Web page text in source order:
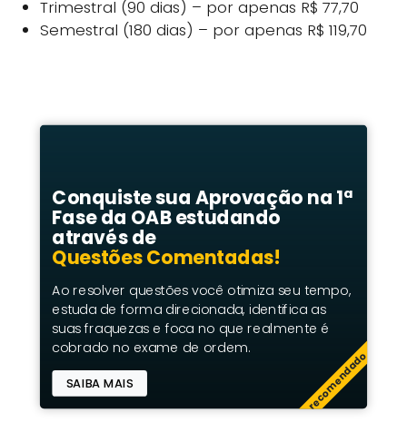
Trimestral (90 dias) – por apenas R$ 77,70
Semestral (180 dias) – por apenas R$ 119,70
Conquiste sua Aprovação na 1ª
Fase da OAB estudando
através de
Questões Comentadas!
Ao resolver questões você otimiza seu tempo,
estuda de forma direcionada, identifica as
suas fraquezas e foca no que realmente é
cobrado no exame de ordem.
SAIBA MAIS recomendado